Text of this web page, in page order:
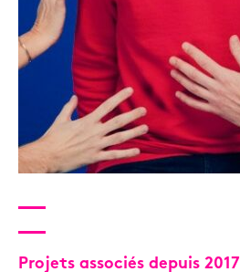
Projets associés depuis 2017